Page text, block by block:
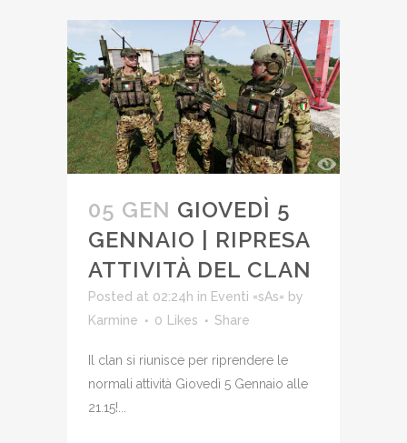
05 GEN GIOVEDÌ 5
GENNAIO | RIPRESA
ATTIVITÀ DEL CLAN
Posted at 02:24h in Eventi =sAs= by
Karmine
0 Likes Share
Il clan si riunisce per riprendere le
normali attività Giovedì 5 Gennaio alle
21.15!...